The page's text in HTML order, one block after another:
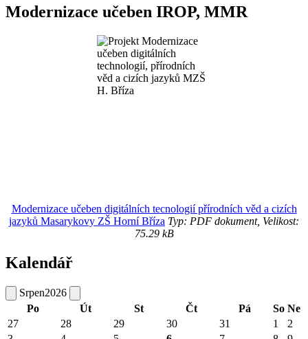
Modernizace učeben IROP, MMR
Modernizace učeben digitálních tecnologií přírodních věd a cizích
jazyků Masarykovy ZŠ Horní Bříza Typ: PDF dokument, Velikost:
75.29 kB
Kalendář
Srpen2026
Po
Út St Čt Pá So Ne
27
28 29 30 31 1
2